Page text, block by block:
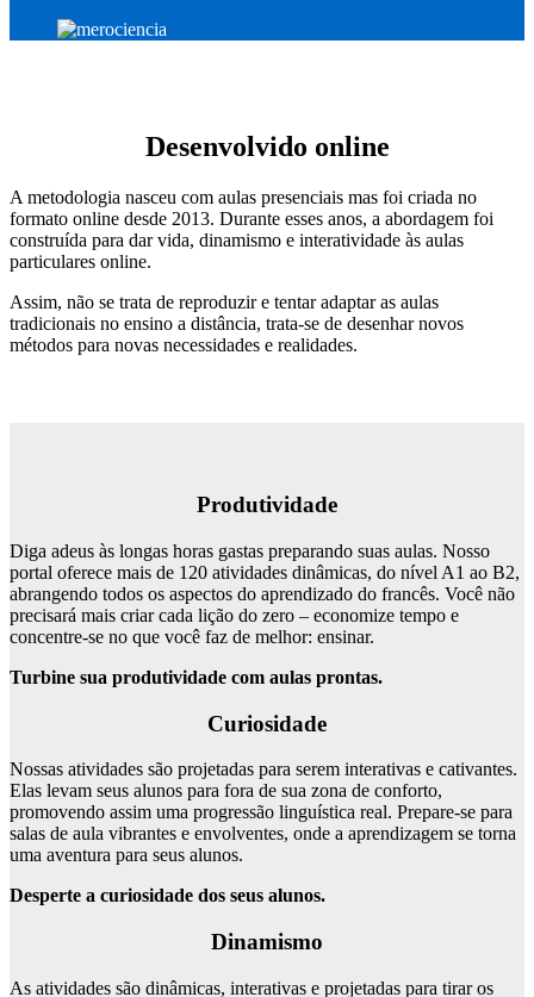
Desenvolvido online
A metodologia nasceu com aulas presenciais mas foi criada no
formato online desde 2013. Durante esses anos, a abordagem foi
construída para dar vida, dinamismo e interatividade às aulas
particulares online.
Assim, não se trata de reproduzir e tentar adaptar as aulas
tradicionais no ensino a distância, trata-se de desenhar novos
métodos para novas necessidades e realidades.
Produtividade
Diga adeus às longas horas gastas preparando suas aulas. Nosso
portal oferece mais de 120 atividades dinâmicas, do nível A1 ao B2,
abrangendo todos os aspectos do aprendizado do francês. Você não
precisará mais criar cada lição do zero – economize tempo e
concentre-se no que você faz de melhor: ensinar.
Turbine sua produtividade com aulas prontas.
Curiosidade
Nossas atividades são projetadas para serem interativas e cativantes.
Elas levam seus alunos para fora de sua zona de conforto,
promovendo assim uma progressão linguística real. Prepare-se para
salas de aula vibrantes e envolventes, onde a aprendizagem se torna
uma aventura para seus alunos.
Desperte a curiosidade dos seus alunos.
Dinamismo
As atividades são dinâmicas, interativas e projetadas para tirar os